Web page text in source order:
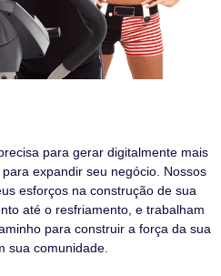
para gerar digitalmente mais
expandir seu negócio. Nossos
esforços na construção de sua
até o resfriamento, e trabalham
para construir a força da sua
sua comunidade.